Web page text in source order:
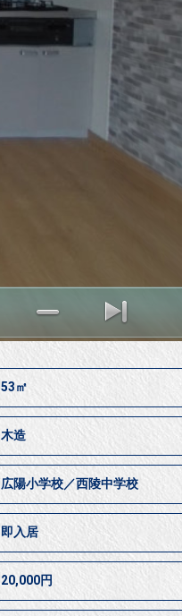
53㎡
木造
広陽小学校／西陵中学校
即入居
20,000円